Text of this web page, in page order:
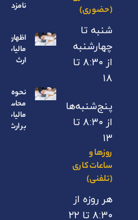
(حضوری)
شنبه تا
چهارشنبه
از ۸:۳۰ تا
۱۸
پنج‌شنبه‌ها
از ۸:۳۰ تا
۱۳
روزها و
ساعات کاری
(تلفنی)
هر روزه از
۸:۳۰ تا ۲۲
نامزدی
اظهارنامه
مالیات بر
ارث
نحوه
محاسبه
مالیات
بر ارث